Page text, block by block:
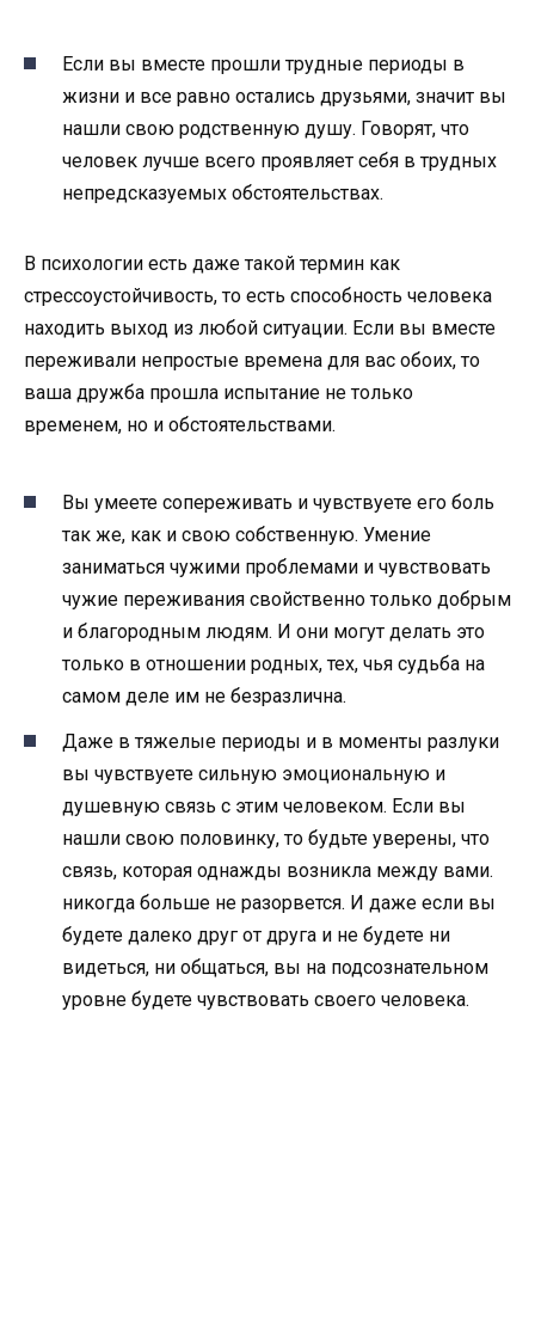
Если вы вместе прошли трудные периоды в
жизни и все равно остались друзьями, значит вы
нашли свою родственную душу. Говорят, что
человек лучше всего проявляет себя в трудных
непредсказуемых обстоятельствах.
В психологии есть даже такой термин как
стрессоустойчивость, то есть способность человека
находить выход из любой ситуации. Если вы вместе
переживали непростые времена для вас обоих, то
ваша дружба прошла испытание не только
временем, но и обстоятельствами.
Вы умеете сопереживать и чувствуете его боль
так же, как и свою собственную. Умение
заниматься чужими проблемами и чувствовать
чужие переживания свойственно только добрым
и благородным людям. И они могут делать это
только в отношении родных, тех, чья судьба на
самом деле им не безразлична.
Даже в тяжелые периоды и в моменты разлуки
вы чувствуете сильную эмоциональную и
душевную связь с этим человеком. Если вы
нашли свою половинку, то будьте уверены, что
связь, которая однажды возникла между вами.
никогда больше не разорвется. И даже если вы
будете далеко друг от друга и не будете ни
видеться, ни общаться, вы на подсознательном
уровне будете чувствовать своего человека.